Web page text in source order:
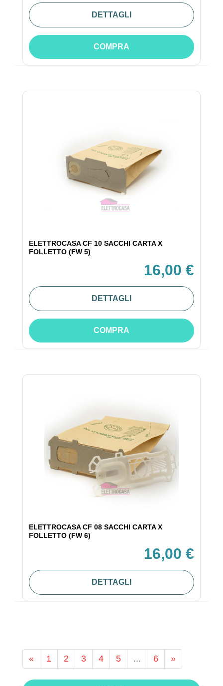
DETTAGLI
COMPRA
ELETTROCASA CF 10 SACCHI CARTA X
FOLLETTO (FW 5)
16,00 €
DETTAGLI
COMPRA
ELETTROCASA CF 08 SACCHI CARTA X
FOLLETTO (FW 6)
16,00 €
DETTAGLI
« 1 2 3 4 5 ... 6 »